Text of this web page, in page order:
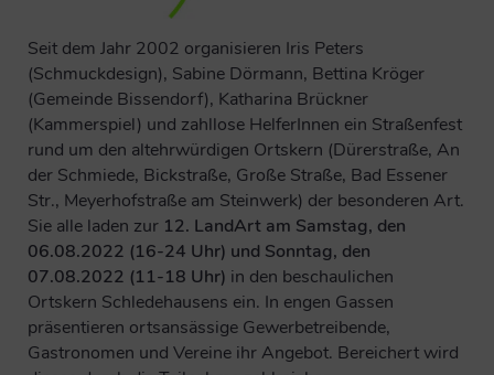
Seit dem Jahr 2002 organisieren Iris Peters
(Schmuckdesign), Sabine Dörmann, Bettina Kröger
(Gemeinde Bissendorf), Katharina Brückner
(Kammerspiel) und zahllose HelferInnen ein Straßenfest
rund um den altehrwürdigen Ortskern (Dürerstraße, An
der Schmiede, Bickstraße, Große Straße, Bad Essener
Str., Meyerhofstraße am Steinwerk) der besonderen Art.
Sie alle laden zur 12. LandArt am Samstag, den
06.08.2022 (16-24 Uhr) und Sonntag, den
07.08.2022 (11-18 Uhr) in den beschaulichen
Ortskern Schledehausens ein. In engen Gassen
präsentieren ortsansässige Gewerbetreibende,
Gastronomen und Vereine ihr Angebot. Bereichert wird